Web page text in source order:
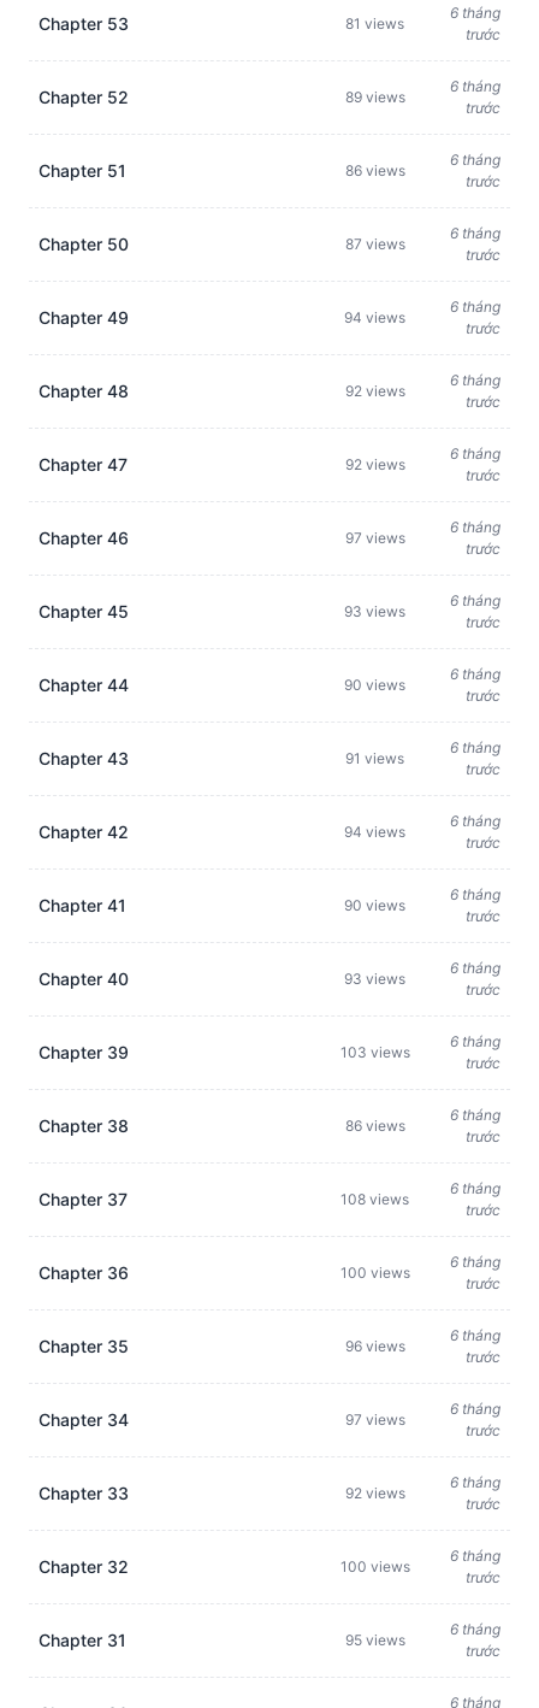
Chapter 53 81 views
6 tháng
trước
Chapter 52 89 views
6 tháng
trước
Chapter 51 86 views
6 tháng
trước
Chapter 50 87 views
6 tháng
trước
Chapter 49 94 views
6 tháng
trước
Chapter 48 92 views
6 tháng
trước
Chapter 47 92 views
6 tháng
trước
Chapter 46 97 views
6 tháng
trước
Chapter 45 93 views
6 tháng
trước
Chapter 44 90 views
6 tháng
trước
Chapter 43 91 views
6 tháng
trước
Chapter 42 94 views
6 tháng
trước
Chapter 41 90 views
6 tháng
trước
Chapter 40 93 views
6 tháng
trước
Chapter 39 103 views
6 tháng
trước
Chapter 38 86 views
6 tháng
trước
Chapter 37 108 views
6 tháng
trước
Chapter 36 100 views
6 tháng
trước
Chapter 35 96 views
6 tháng
trước
Chapter 34 97 views
6 tháng
trước
Chapter 33 92 views
6 tháng
trước
Chapter 32 100 views
6 tháng
trước
Chapter 31 95 views
6 tháng
trước
6 tháng